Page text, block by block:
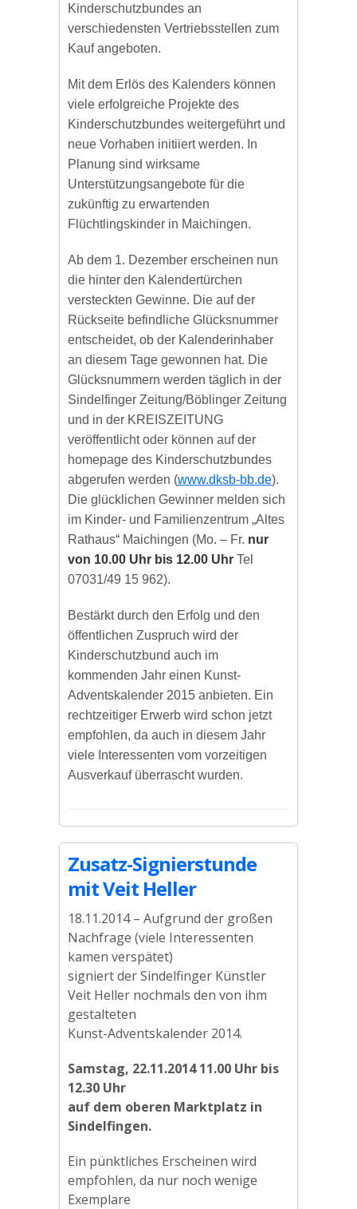
Kinderschutzbundes an
verschiedensten Vertriebsstellen zum
Kauf angeboten.
Mit dem Erlös des Kalenders können
viele erfolgreiche Projekte des
Kinderschutzbundes weitergeführt und
neue Vorhaben initiiert werden. In
Planung sind wirksame
Unterstützungsangebote für die
zukünftig zu erwartenden
Flüchtlingskinder in Maichingen.
Ab dem 1. Dezember erscheinen nun
die hinter den Kalendertürchen
versteckten Gewinne. Die auf der
Rückseite befindliche Glücksnummer
entscheidet, ob der Kalenderinhaber
an diesem Tage gewonnen hat. Die
Glücksnummern werden täglich in der
Sindelfinger Zeitung/Böblinger Zeitung
und in der KREISZEITUNG
veröffentlicht oder können auf der
homepage des Kinderschutzbundes
abgerufen werden (www.dksb-bb.de).
Die glücklichen Gewinner melden sich
im Kinder- und Familienzentrum „Altes
Rathaus“ Maichingen (Mo. – Fr. nur
von 10.00 Uhr bis 12.00 Uhr Tel
07031/49 15 962).
Bestärkt durch den Erfolg und den
öffentlichen Zuspruch wird der
Kinderschutzbund auch im
kommenden Jahr einen Kunst-
Adventskalender 2015 anbieten. Ein
rechtzeitiger Erwerb wird schon jetzt
empfohlen, da auch in diesem Jahr
viele Interessenten vom vorzeitigen
Ausverkauf überrascht wurden.
Zusatz-Signierstunde
mit Veit Heller
18.11.2014 – Aufgrund der großen
Nachfrage (viele Interessenten
kamen verspätet)
signiert der Sindelfinger Künstler
Veit Heller nochmals den von ihm
gestalteten
Kunst-Adventskalender 2014.
Samstag, 22.11.2014 11.00 Uhr bis
12.30 Uhr
auf dem oberen Marktplatz in
Sindelfingen.
Ein pünktliches Erscheinen wird
empfohlen, da nur noch wenige
Exemplare